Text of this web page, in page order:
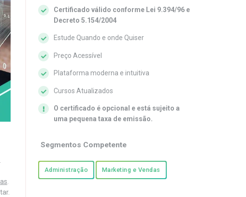
Certificado válido conforme Lei 9.394/96 e
Decreto 5.154/2004
Estude Quando e onde Quiser
Preço Acessível
Plataforma moderna e intuitiva
Cursos Atualizados
O certificado é opcional e está sujeito a
uma pequena taxa de emissão.
Segmentos Competente
Administração Marketing e Vendas